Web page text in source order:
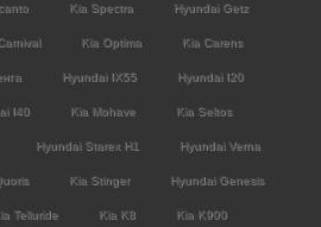
Kia Spectra Hyundai Getz
Kia Optima Kia Carens
Hyundai IX55 Hyundai I20
I40 Kia Mohave Kia Seltos
Hyundai Starex H1 Hyundai Verna
Kia Stinger Hyundai Genesis
Telluride Kia K8 Kia K900